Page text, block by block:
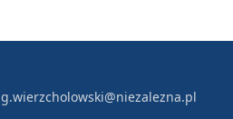
g.wierzcholowski@niezalezna.pl